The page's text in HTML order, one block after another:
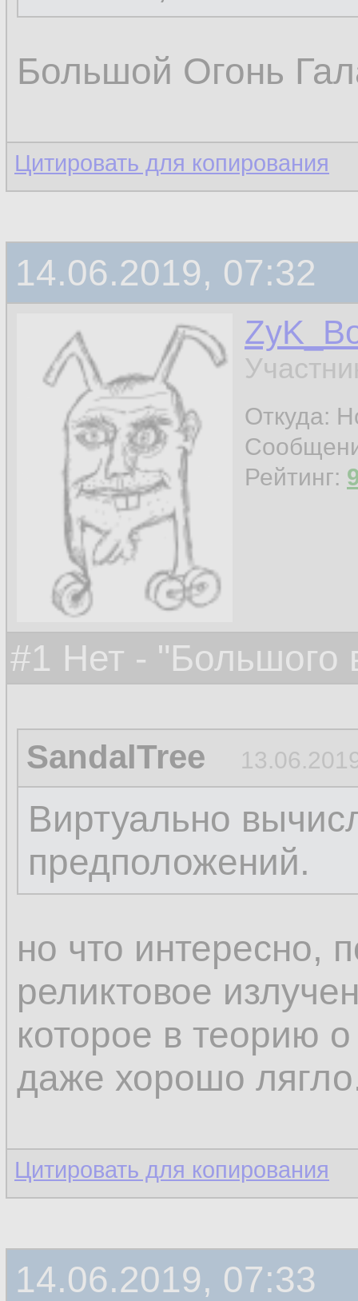
Большой Огонь
Цитировать для копирования
14.06.2019, 07:32
Откуда:
Рейтинг:
#1 Нет - "Большого
SandalTree
Виртуально
предположений.
но что интересно,
реликтовое
которое в теорию
даже хорошо
Цитировать для копирования
14.06.2019, 07:33